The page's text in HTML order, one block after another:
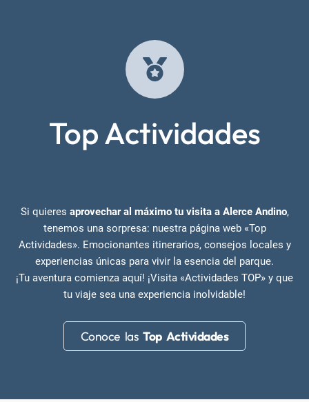
Top Actividades
Si quieres aprovechar al máximo tu visita a Alerce Andino,
tenemos una sorpresa: nuestra página web «Top
Actividades». Emocionantes itinerarios, consejos locales y
experiencias únicas para vivir la esencia del parque.
¡Tu aventura comienza aquí! ¡Visita «Actividades TOP» y que
tu viaje sea una experiencia inolvidable!
Conoce lasTop Actividades